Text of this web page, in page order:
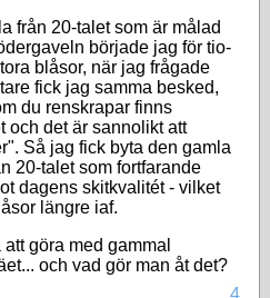
från 20-talet som är målad
började jag för tio-
blåsor, när jag frågade
fick jag samma besked,
du renskrapar finns
och det är sannolikt att
Så jag fick byta den gamla
20-talet som fortfarande
dagens skitkvalitét - vilket
längre iaf.
göra med gammal
och vad gör man åt det?
4